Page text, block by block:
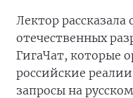
Лектор рассказала
отечественных
ГигаЧат, которые
российские
запросы на